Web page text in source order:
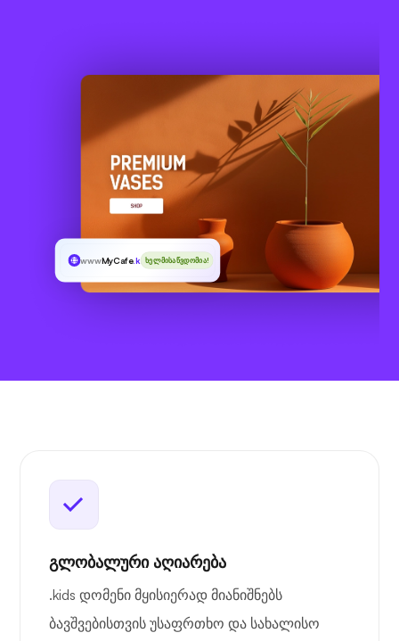
wwwMyCafe.kidsხელმისაწვდომია!
გლობალური აღიარება
.kids დომენი მყისიერად მიანიშნებს
ბავშვებისთვის უსაფრთხო და სახალისო